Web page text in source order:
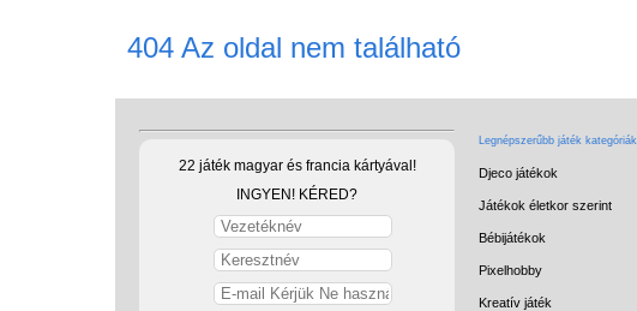
404 Az oldal nem található
22 játék magyar és francia kártyával!
INGYEN! KÉRED?
Legnépszerűbb játék kategóriák
Djeco játékok
Játékok életkor szerint
Bébijátékok
Pixelhobby
Kreatív játék